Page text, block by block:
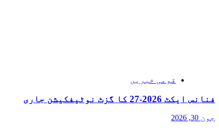
قومی خبریں
فنانس ایکٹ 2026-27 کا گزٹ نوٹیفکیشن جاری
جون 30, 2026